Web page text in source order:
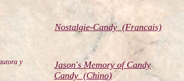
Nostalgie-Candy (Francais)
y
Jason's Memory of Candy
Candy (Chino)